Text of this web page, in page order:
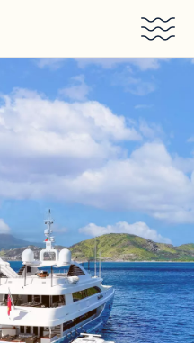
Saltar al contenido principal